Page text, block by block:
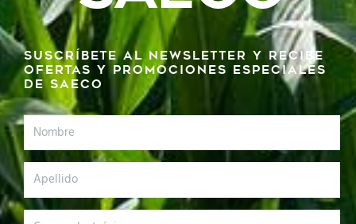
Suscríbete al newsletter y recibe
ofertas y promociones especiales
de SAECO
Nombre